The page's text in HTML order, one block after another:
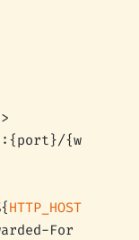
>
:{port}/{ws_path}/
HTTP_HOST
For %{